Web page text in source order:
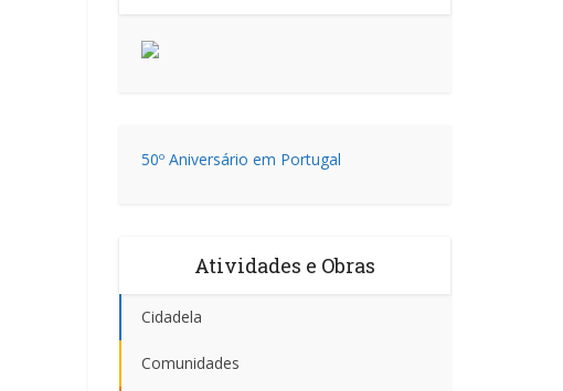
50º Aniversário em Portugal
Atividades e Obras
Cidadela
Comunidades